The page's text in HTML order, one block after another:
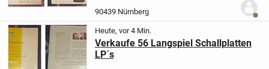
reden. Versand ist möglich. Ich biete kein
90439 Nürnberg
Heute, vor 4 Min.
Verkaufe 56 Langspiel Schallplatten
LP´s